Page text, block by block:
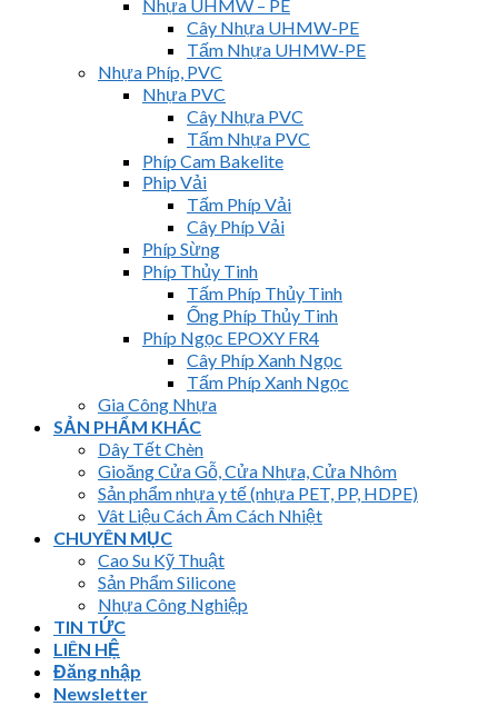
Nhựa UHMW – PE
Cây Nhựa UHMW-PE
Tấm Nhựa UHMW-PE
Nhựa Phíp, PVC
Nhựa PVC
Cây Nhựa PVC
Tấm Nhựa PVC
Phíp Cam Bakelite
Phip Vải
Tấm Phíp Vải
Cây Phíp Vải
Phíp Sừng
Phíp Thủy Tinh
Tấm Phíp Thủy Tinh
Ống Phíp Thủy Tinh
Phíp Ngọc EPOXY FR4
Cây Phíp Xanh Ngọc
Tấm Phíp Xanh Ngọc
Gia Công Nhựa
SẢN PHẨM KHÁC
Dây Tết Chèn
Gioăng Cửa Gỗ, Cửa Nhựa, Cửa Nhôm
Sản phẩm nhựa y tế (nhựa PET, PP, HDPE)
Vât Liệu Cách Âm Cách Nhiệt
CHUYÊN MỤC
Cao Su Kỹ Thuật
Sản Phẩm Silicone
Nhựa Công Nghiệp
TIN TỨC
LIÊN HỆ
Đăng nhập
Newsletter